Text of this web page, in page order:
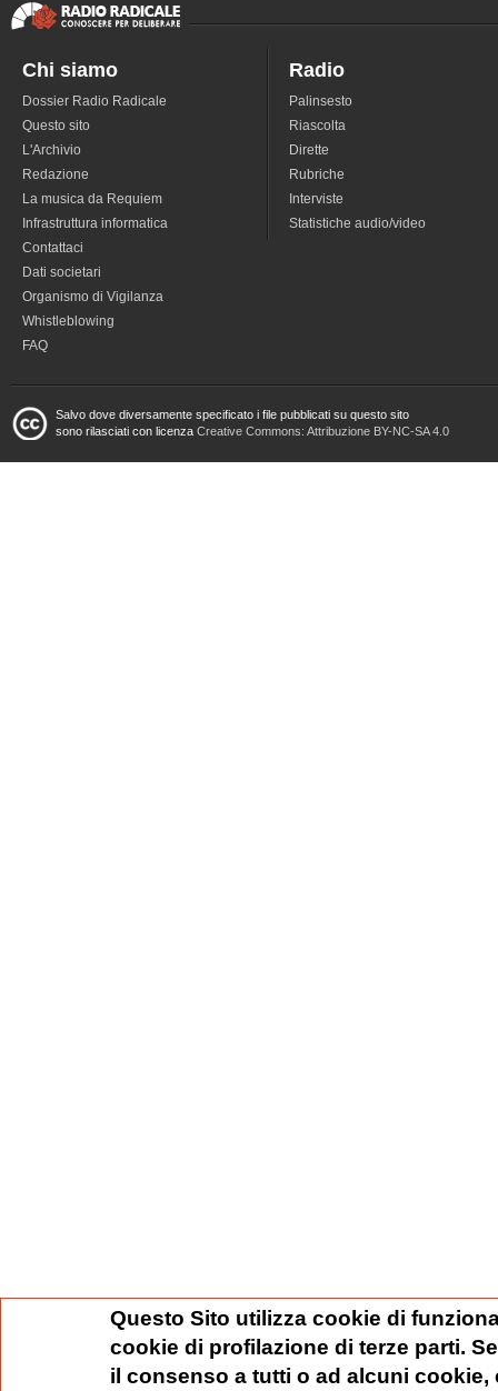
Chi siamo
Dossier Radio Radicale
Questo sito
L'Archivio
Redazione
La musica da Requiem
Infrastruttura informatica
Contattaci
Dati societari
Organismo di Vigilanza
Whistleblowing
FAQ
Radio
Palinsesto
Riascolta
Dirette
Rubriche
Interviste
Statistiche audio/video
Salvo dove diversamente specificato i file pubblicati su questo sito
sono rilasciati con licenza Creative Commons: Attribuzione BY-NC-SA 4.0
Questo Sito utilizza cookie di
cookie di profilazione di terze parti.
il consenso a tutti o ad alcuni